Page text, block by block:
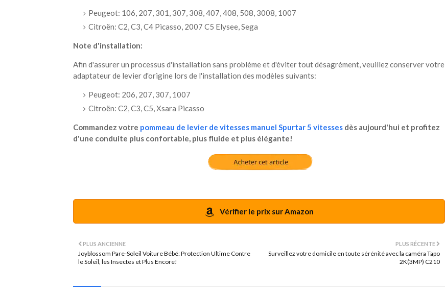
Peugeot: 106, 207, 301, 307, 308, 407, 408, 508, 3008, 1007
Citroën: C2, C3, C4 Picasso, 2007 C5 Elysee, Sega
Note d'installation:
Afin d'assurer un processus d'installation sans problème et d'éviter tout désagrément, veuillez conserver votre
adaptateur de levier d'origine lors de l'installation des modèles suivants:
Peugeot: 206, 207, 307, 1007
Citroën: C2, C3, C5, Xsara Picasso
Commandez votre pommeau de levier de vitesses manuel Spurtar 5 vitesses dès aujourd'hui et profitez
d'une conduite plus confortable, plus fluide et plus élégante!
Vérifier le prix sur Amazon
PLUS RÉCENTE
Surveillez votre domicile en toute sérénité avec la caméra Tapo
2K(3MP) C210
PLUS ANCIENNE
Joyblossom Pare-Soleil Voiture Bébé: Protection Ultime Contre
le Soleil, les Insectes et Plus Encore!